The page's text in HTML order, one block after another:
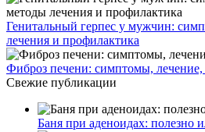
Генитальный герпес у мужчин:
лечения и профилактика
Фиброз печени: симптомы, лечение,
Свежие публикации
Баня при аденоидах: полезно